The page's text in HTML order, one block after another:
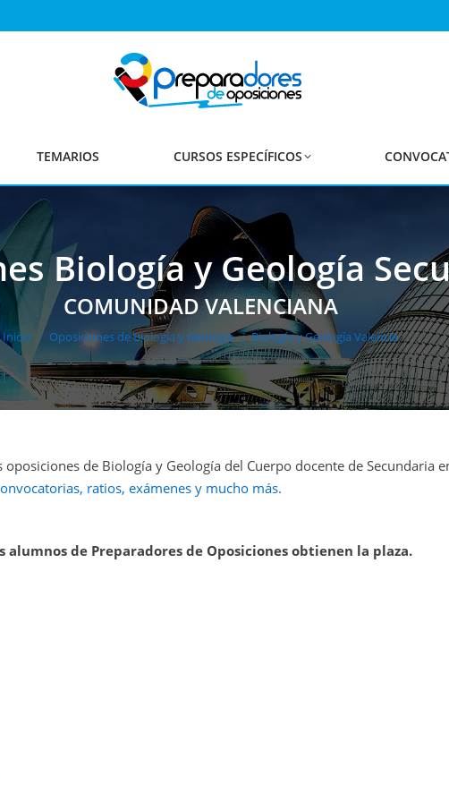
TEMARIOS CURSOS ESPECÍFICOS
Biología y Geología
COMUNIDAD VALENCIANA
Estás aquí:
Inicio Oposiciones de Biología y Geología Biología y Geología Valencia
de Biología y Geología del Cuerpo docente de Secundaria
ratios, exámenes y mucho más.
de Preparadores de Oposiciones obtienen la plaza.